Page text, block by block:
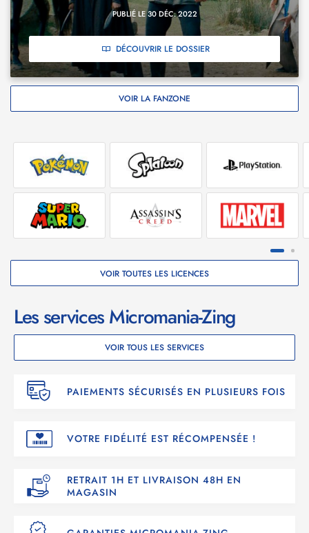
PUBLIÉ LE 30 DÉC. 2022
DÉCOUVRIR LE DOSSIER
VOIR LA FANZONE
VOIR TOUTES LES LICENCES
Les services Micromania-Zing
VOIR TOUS LES SERVICES
PAIEMENTS SÉCURISÉS EN PLUSIEURS FOIS
VOTRE FIDÉLITÉ EST RÉCOMPENSÉE !
RETRAIT 1H ET LIVRAISON 48H EN
MAGASIN